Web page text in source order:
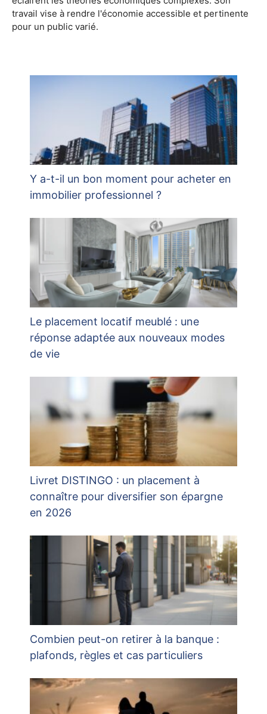
travail vise à rendre l'économie accessible et pertinente
pour un public varié.
Y a-t-il un bon moment pour acheter en
immobilier professionnel ?
Le placement locatif meublé : une
réponse adaptée aux nouveaux modes
de vie
Livret DISTINGO : un placement à
connaître pour diversifier son épargne
en 2026
Combien peut-on retirer à la banque :
plafonds, règles et cas particuliers